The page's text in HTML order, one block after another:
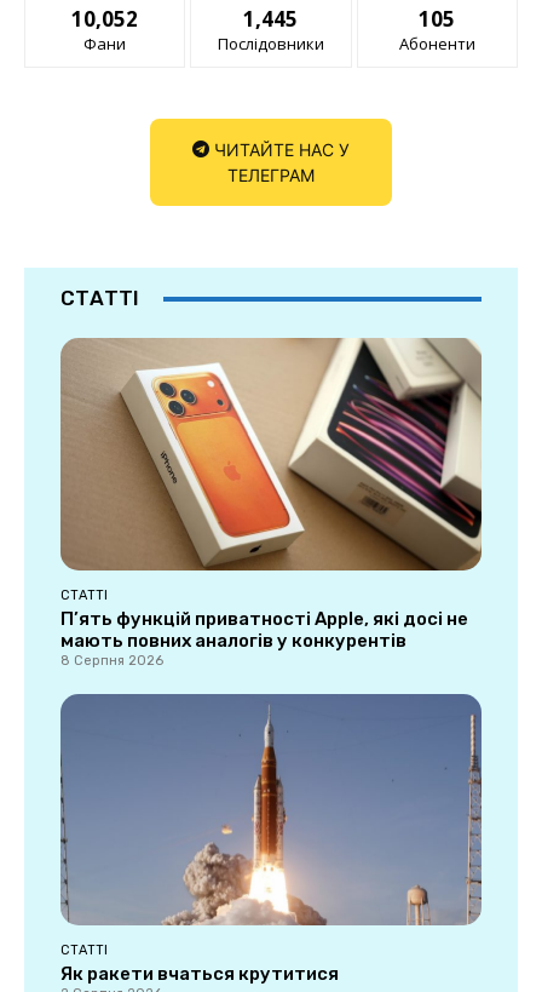
10,052
Фани
1,445
Послідовники
105
Абоненти
ЧИТАЙТЕ НАС У
ТЕЛЕГРАМ
СТАТТІ
СТАТТІ
П’ять функцій приватності Apple, які досі не
мають повних аналогів у конкурентів
8 Серпня 2026
СТАТТІ
Як ракети вчаться крутитися